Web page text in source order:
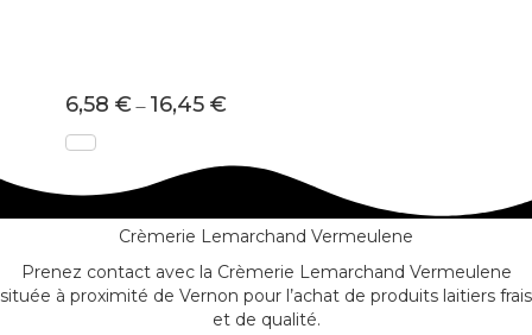
6,58 € – 16,45 €
Crèmerie Lemarchand Vermeulene
Prenez contact avec la Crèmerie Lemarchand Vermeulene
située à proximité de Vernon pour l’achat de produits laitiers frais
et de qualité.